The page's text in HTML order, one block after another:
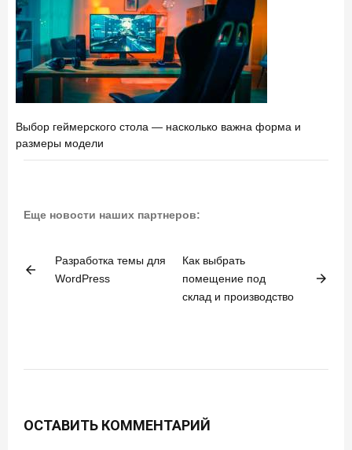
Выбор геймерского стола — насколько важна форма и
размеры модели
Еще новости наших партнеров:
arrow_back
Разработка темы для
WordPress
Как выбрать
помещение под
склад и производство
arrow_forward
ОСТАВИТЬ КОММЕНТАРИЙ